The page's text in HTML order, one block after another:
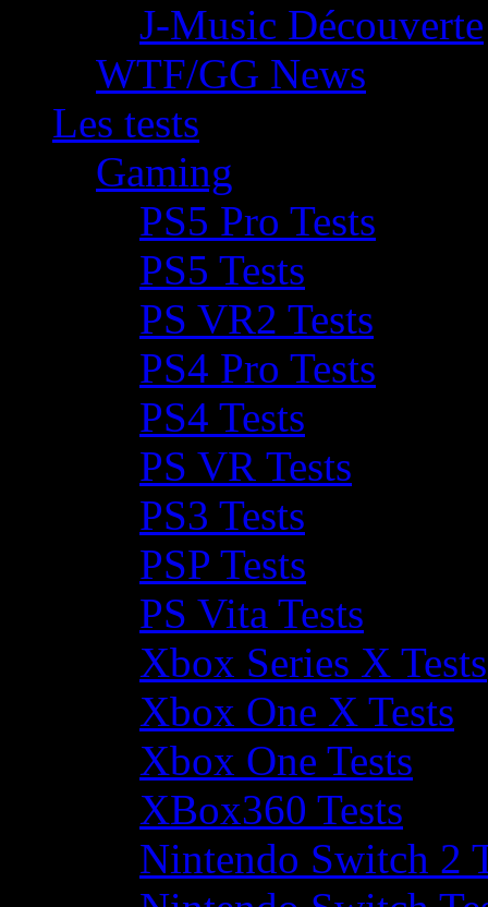
J-Music Découverte
WTF/GG News
Les tests
Gaming
PS5 Pro Tests
PS5 Tests
PS VR2 Tests
PS4 Pro Tests
PS4 Tests
PS VR Tests
PS3 Tests
PSP Tests
PS Vita Tests
Xbox Series X Tests
Xbox One X Tests
Xbox One Tests
XBox360 Tests
Nintendo Switch 2